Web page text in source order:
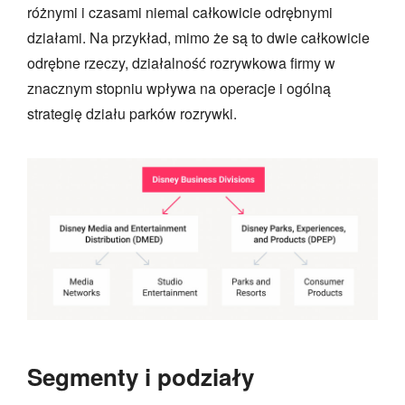
różnymi i czasami niemal całkowicie odrębnymi
działami. Na przykład, mimo że są to dwie całkowicie
odrębne rzeczy, działalność rozrywkowa firmy w
znacznym stopniu wpływa na operacje i ogólną
strategię działu parków rozrywki.
Segmenty i podziały